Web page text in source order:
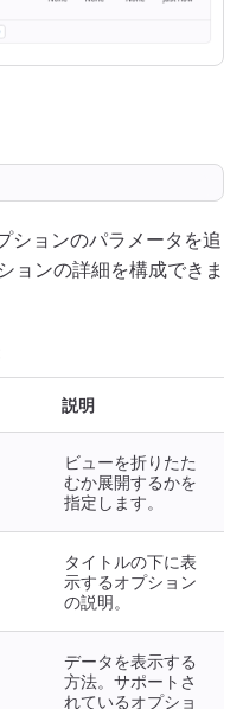
ションのパラメータを追
ョンの詳細を構成できま
説明
ビューを折りたた
むか展開するかを
指定します。
タイトルの下に表
示するオプション
の説明。
データを表示する
方法。サポートさ
れているオプショ